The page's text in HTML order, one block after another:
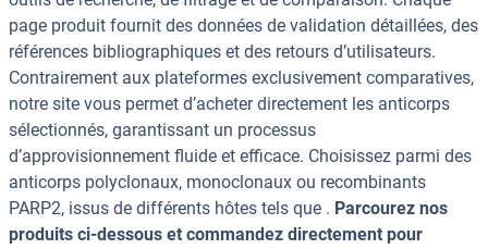
page produit fournit des données de validation détaillées, des
références bibliographiques et des retours d’utilisateurs.
Contrairement aux plateformes exclusivement comparatives,
notre site vous permet d’acheter directement les anticorps
sélectionnés, garantissant un processus
d’approvisionnement fluide et efficace. Choisissez parmi des
anticorps polyclonaux, monoclonaux ou recombinants
PARP2, issus de différents hôtes tels que . Parcourez nos
produits ci-dessous et commandez directement pour